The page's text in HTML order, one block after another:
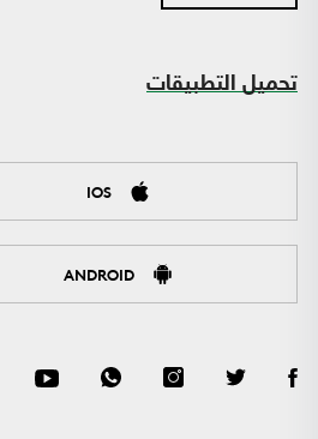
تحميل التطبيقات
IOS
ANDROID